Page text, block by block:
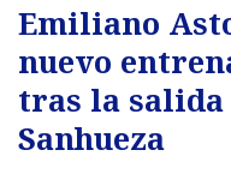
Emiliano
nuevo
tras la
Sanhueza